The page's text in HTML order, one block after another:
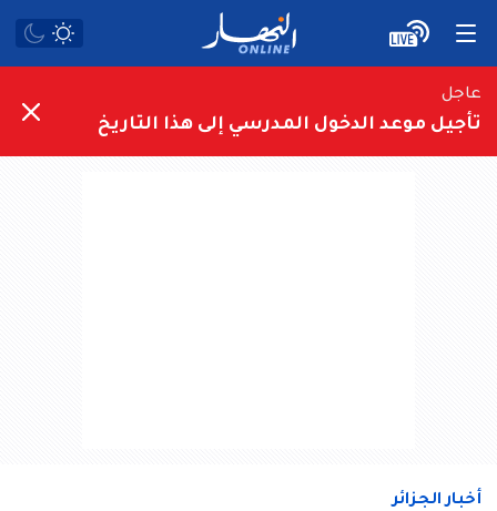
عاجل
تأجيل موعد الدخول المدرسي إلى هذا التاريخ
أخبار الجزائر